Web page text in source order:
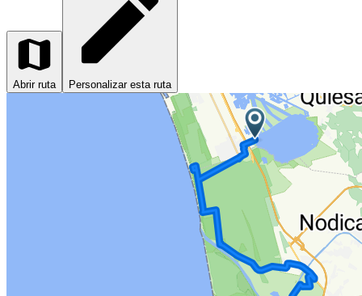
Abrir ruta Personalizar esta ruta